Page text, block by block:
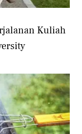
Kuliah